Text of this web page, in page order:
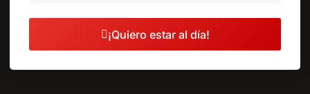
¡Quiero estar al día!